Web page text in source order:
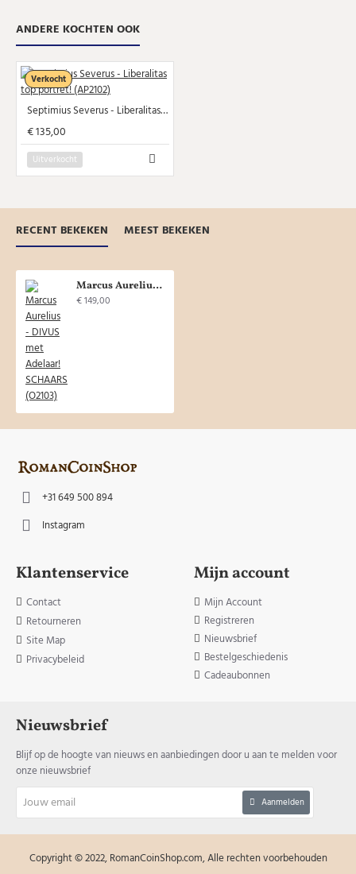
ANDERE KOCHTEN OOK
Verkocht
Septimius Severus - Liberalitas top portret! (AP2102)
€ 135,00
Uitverkocht
RECENT BEKEKEN MEEST BEKEKEN
Marcus Aurelius - DIVUS met Adelaar! SCHAARS (O2103)
€ 149,00
+31 649 500 894
Instagram
Klantenservice
Contact
Retourneren
Site Map
Privacybeleid
Mijn account
Mijn Account
Registreren
Nieuwsbrief
Bestelgeschiedenis
Cadeaubonnen
Nieuwsbrief
Blijf op de hoogte van nieuws en aanbiedingen door u aan te melden voor
onze nieuwsbrief
email
Aanmelden
Copyright © 2022, RomanCoinShop.com, Alle rechten voorbehouden